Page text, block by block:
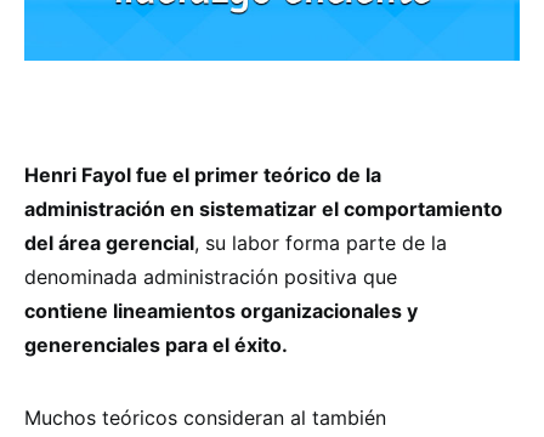
Henri Fayol fue el primer teórico de la
administración en sistematizar el comportamiento
del área gerencial, su labor forma parte de la
denominada administración positiva que
contiene lineamientos organizacionales y
generenciales para el éxito.
Muchos teóricos consideran al también